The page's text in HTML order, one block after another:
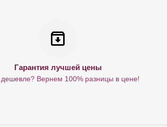
Гарантия лучшей цены
Вернем 100% разницы в цене!